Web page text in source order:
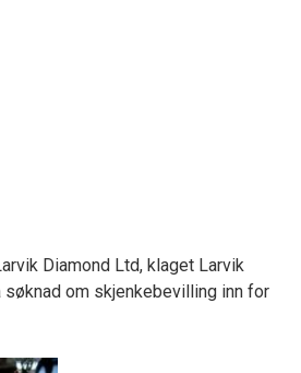
Diamond Ltd, klaget Larvik
om skjenkebevilling inn for